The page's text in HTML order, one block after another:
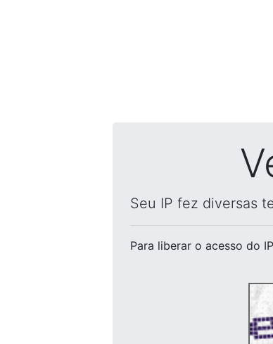
Seu IP fez diversas
Para liberar o acesso do IP